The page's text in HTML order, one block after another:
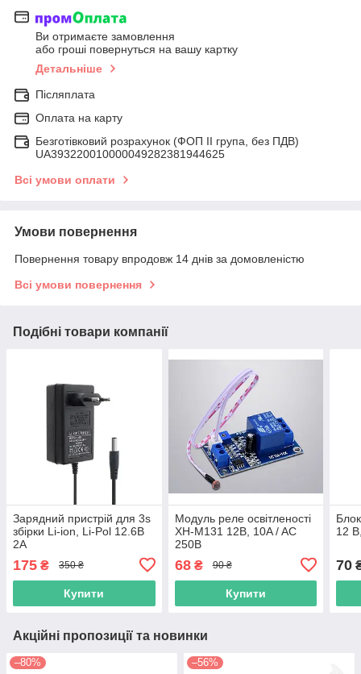
Ви отримаєте замовлення
або гроші повернуться на вашу картку
Детальніше
Післяплата
Оплата на карту
Безготівковий розрахунок (ФОП ІІ група, без ПДВ)
UA393220010000049282381944625
Всі умови оплати
Умови повернення
Повернення товару впродовж 14 днів за домовленістю
Всі умови повернення
Подібні товари компанії
Зарядний пристрій для 3s
збірки Li-ion, Li-Pol 12.6В
2A
175 ₴ 350 ₴
Купити
Модуль реле освітленості
XH-M131 12В, 10A / AC
250В
68₴ 90 ₴
Купити
12
70
Акційні пропозиції та новинки
–80% –56%